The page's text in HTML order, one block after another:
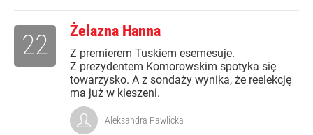
Żelazna Hanna
Z premierem Tuskiem esemesuje.
Z prezydentem Komorowskim spotyka się
towarzysko. A z sondaży wynika, że reelekcję
ma już w kieszeni.
22
Aleksandra Pawlicka